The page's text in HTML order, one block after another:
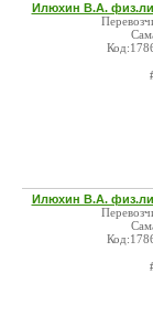
Илюхин В.А.
Илюхин В.А.